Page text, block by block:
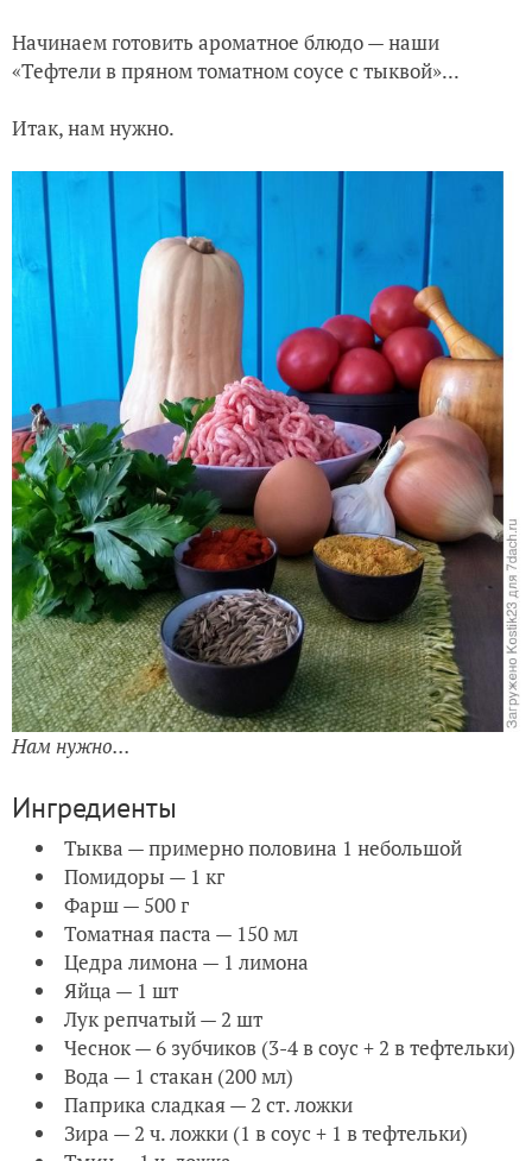
Начинаем готовить ароматное блюдо — наши
«Тефтели в пряном томатном соусе с тыквой»...
Итак, нам нужно.
Нам нужно...
Ингредиенты
Тыква — примерно половина 1 небольшой
Помидоры — 1 кг
Фарш — 500 г
Томатная паста — 150 мл
Цедра лимона — 1 лимона
Яйца — 1 шт
Лук репчатый — 2 шт
Чеснок — 6 зубчиков (3-4 в соус + 2 в тефтельки)
Вода — 1 стакан (200 мл)
Паприка сладкая — 2 ст. ложки
Зира — 2 ч. ложки (1 в соус + 1 в тефтельки)